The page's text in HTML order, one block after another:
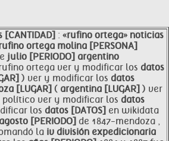
: «rufino ortega» noticias
ortega molina [PERSONA]
julio [PERIODO] argentino
ortega ver y modificar los datos
) ver y modificar los datos
[LUGAR] ( argentina [LUGAR] ) ver
político ver y modificar los datos
los datos [DATOS] en wikidata
agosto [PERIODO] de 1847-mendoza ,
la iv división expedicionaria